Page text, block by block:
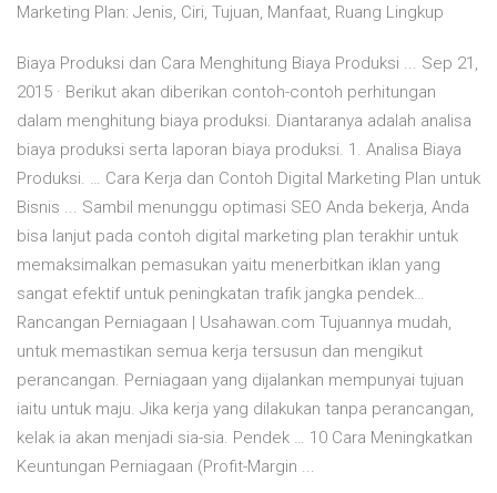
Marketing Plan: Jenis, Ciri, Tujuan, Manfaat, Ruang Lingkup
Biaya Produksi dan Cara Menghitung Biaya Produksi ... Sep 21,
2015 · Berikut akan diberikan contoh-contoh perhitungan
dalam menghitung biaya produksi. Diantaranya adalah analisa
biaya produksi serta laporan biaya produksi. 1. Analisa Biaya
Produksi. … Cara Kerja dan Contoh Digital Marketing Plan untuk
Bisnis ... Sambil menunggu optimasi SEO Anda bekerja, Anda
bisa lanjut pada contoh digital marketing plan terakhir untuk
memaksimalkan pemasukan yaitu menerbitkan iklan yang
sangat efektif untuk peningkatan trafik jangka pendek…
Rancangan Perniagaan | Usahawan.com Tujuannya mudah,
untuk memastikan semua kerja tersusun dan mengikut
perancangan. Perniagaan yang dijalankan mempunyai tujuan
iaitu untuk maju. Jika kerja yang dilakukan tanpa perancangan,
kelak ia akan menjadi sia-sia. Pendek … 10 Cara Meningkatkan
Keuntungan Perniagaan (Profit-Margin ...